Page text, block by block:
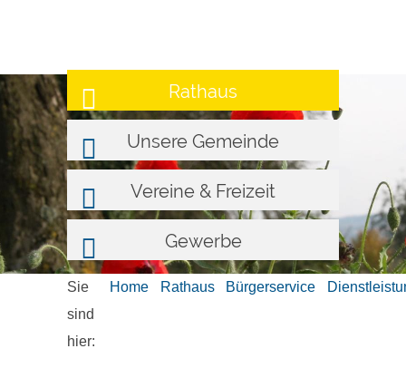
Rathaus
Unsere Gemeinde
Vereine & Freizeit
Gewerbe
Sie
sind
hier:
Home Rathaus Bürgerservice